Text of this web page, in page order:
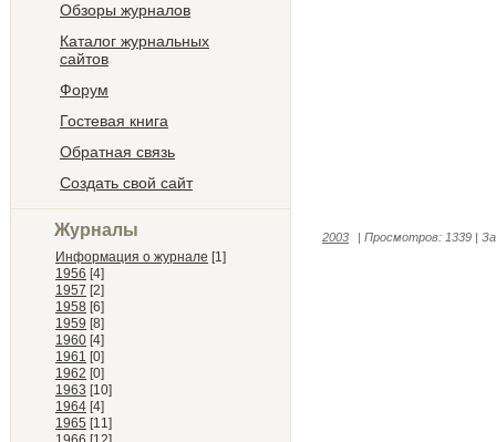
Обзоры журналов
Каталог журнальных
сайтов
Форум
Гостевая книга
Обратная связь
Создать свой сайт
Журналы
Информация о журнале [1]
1956 [4]
1957 [2]
1958 [6]
1959 [8]
1960 [4]
1961 [0]
1962 [0]
1963 [10]
1964 [4]
1965 [11]
2003 Просмотров: 1339